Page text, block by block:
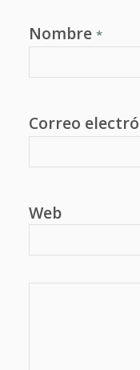
Nombre *
Correo
Web